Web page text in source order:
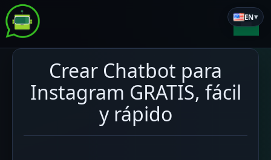
Saltar
al
contenido
EN▾
Crear Chatbot para
Instagram GRATIS, fácil
y rápido